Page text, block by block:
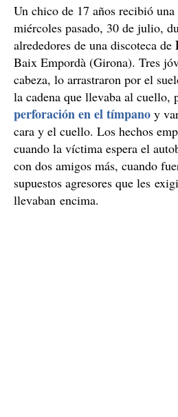
Un chico de 17 años recibió una
miércoles pasado, 30 de julio,
alrededores de una discoteca de
Baix Empordà (Girona). Tres
cabeza, lo arrastraron por el
la cadena que llevaba al cuello,
perforación en el tímpano y
cara y el cuello. Los hechos
cuando la víctima espera el
con dos amigos más, cuando
supuestos agresores que les
llevaban encima.